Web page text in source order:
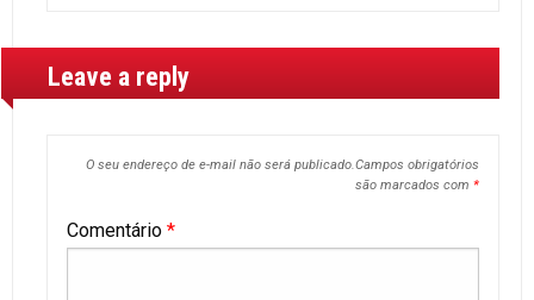
Leave a reply
O seu endereço de e-mail não será publicado. Campos obrigatórios
são marcados com *
Comentário *